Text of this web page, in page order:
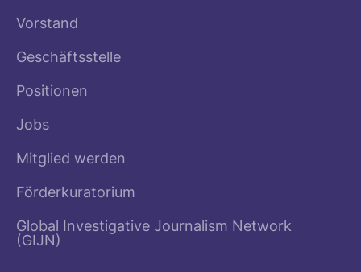
Vorstand
Geschäftsstelle
Positionen
Jobs
Mitglied werden
Förderkuratorium
Global Investigative Journalism Network
(GIJN)